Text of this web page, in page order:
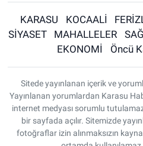
KARASU KOCAALİ
SİYASET
MAHALLELER
EKONOMİ
Öncü
Sitede yayınlanan içerik ve
Yayınlanan yorumlardan Karasu
internet medyası sorumlu
bir sayfada açılır. Sitemizde
fotoğraflar izin alınmaksızın